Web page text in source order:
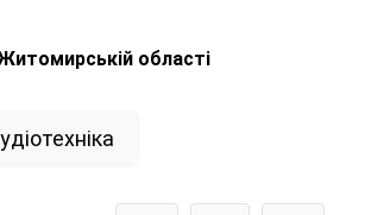
області